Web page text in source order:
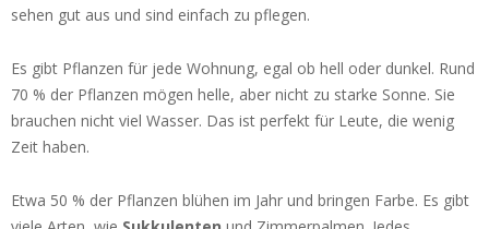
sehen gut aus und sind einfach zu pflegen.
Es gibt Pflanzen für jede Wohnung, egal ob hell oder dunkel. Rund
70 % der Pflanzen mögen helle, aber nicht zu starke Sonne. Sie
brauchen nicht viel Wasser. Das ist perfekt für Leute, die wenig
Zeit haben.
Etwa 50 % der Pflanzen blühen im Jahr und bringen Farbe. Es gibt